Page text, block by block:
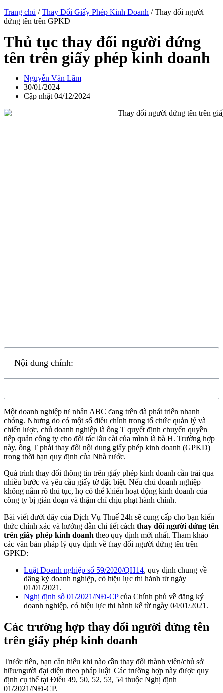
Trang chủ /Thay Đổi Giấy Phép Kinh Doanh /Thay đổi người
đứng tên trên GPKD
Thủ tục thay đổi người đứng
tên trên giấy phép kinh doanh
Nguyễn Văn Lãm
30/01/2024
Cập nhật 04/12/2024
Nội dung chính:
Một doanh nghiệp tư nhân ABC đang trên đà phát triển nhanh
chóng. Nhưng do có một số điều chỉnh trong tổ chức quản lý và
chiến lược, chủ doanh nghiệp là ông T quyết định chuyển quyền
tiếp quản công ty cho đối tác lâu dài của mình là bà H. Trường hợp
này, ông T phải thay đổi nội dung giấy phép kinh doanh (GPKD)
trong thời hạn quy định của Nhà nước.
Quá trình thay đổi thông tin trên giấy phép kinh doanh cần trải qua
nhiều bước và yêu cầu giấy tờ đặc biệt. Nếu chủ doanh nghiệp
không nắm rõ thủ tục, họ có thể khiến hoạt động kinh doanh của
công ty bị gián đoạn và thậm chí chịu phạt hành chính.
Bài viết dưới đây của Dịch Vụ Thuế 24h sẽ cung cấp cho bạn kiến
thức chính xác và hướng dẫn chi tiết cách thay đổi người đứng tên
trên giấy phép kinh doanh theo quy định mới nhất. Tham khảo
các văn bản pháp lý quy định về thay đổi người đứng tên trên
GPKD:
Luật Doanh nghiệp số 59/2020/QH14, quy định chung về
đăng ký doanh nghiệp, có hiệu lực thi hành từ ngày
01/01/2021.
Nghị định số 01/2021/NĐ-CPcủa Chính phủ về đăng ký
doanh nghiệp, có hiệu lực thi hành kể từ ngày 04/01/2021.
Các trường hợp thay đổi người đứng tên
trên giấy phép kinh doanh
Trước tiên, bạn cần hiểu khi nào cần thay đổi thành viên/chủ sở
hữu/người đại diện theo pháp luật. Các trường hợp này được quy
định cụ thể tại Điều 49, 50, 52, 53, 54 thuộc Nghị định
01/2021/NĐ-CP.